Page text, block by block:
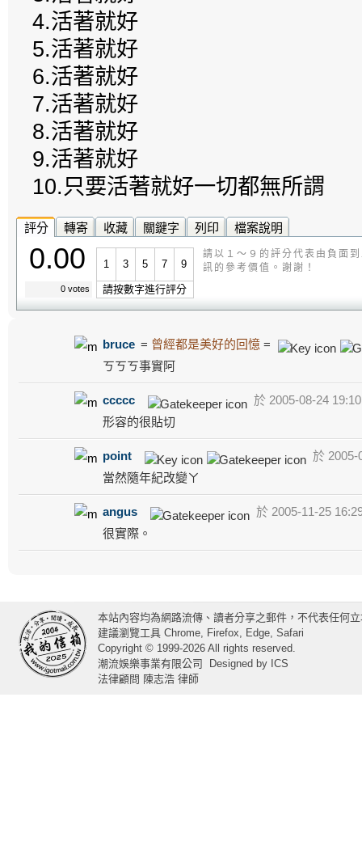
4.活著就好
5.活著就好
6.活著就好
7.活著就好
8.活著就好
9.活著就好
10.只要活著就好一切都無所謂
評分 轉寄 收藏 關鍵字 列印 檔案說明
0.00
0 votes
1 3 5 7 9
請按數字進行評分
請以１～９的評分代表由負面
訊的參考價值。謝謝！
bruce = 曾經都是美好的回憶 =
ㄎㄎㄎ事實阿
ccccc
於 2005-08-24
形容的很貼切
point
於 2005-
當然隨年紀改變ㄚ
angus
於 2005-11-25
很實際。
本站內容均為網路流傳、讀者分享之郵件，不代表任何
建議瀏覽工具 Chrome, Firefox, Edge, Safari
Copyright © 1999-2026 All rights reserved.
潮流娛樂事業有限公司
Designed by ICS
法律顧問 陳志浩 律師